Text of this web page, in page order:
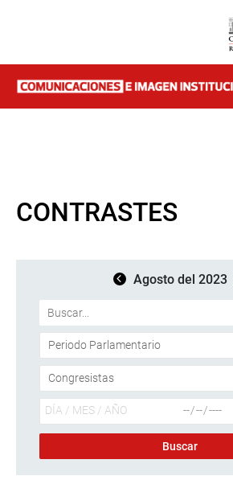
CONTRASTES
Agosto del 2023